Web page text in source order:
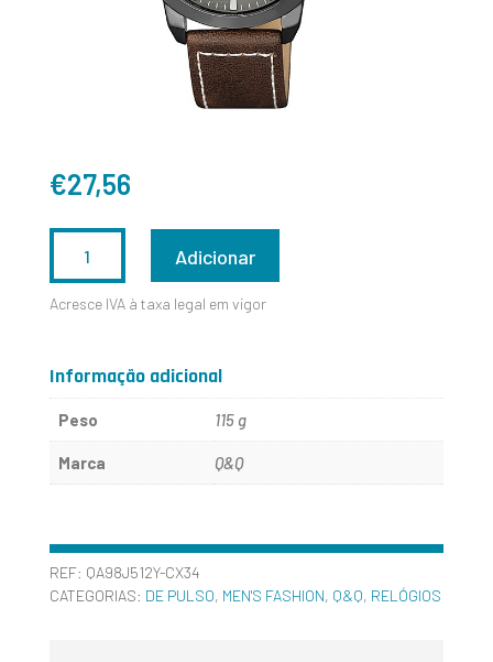
€27,56
DE
Adicionar
Acresce IVA à taxa legal em vigor
Informação adicional
Peso 115 g
Marca Q&Q
REF: QA98J512Y-CX34
CATEGORIAS: DE PULSO, MEN'S FASHION, Q&Q, RELÓGIOS